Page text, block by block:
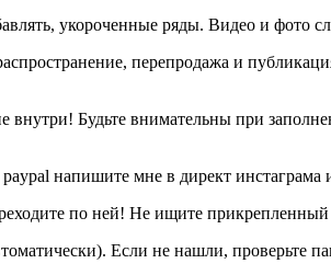
укороченные ряды. Видео и фото
перепродажа и
Будьте внимательны при
напишите мне в директ инстаграма
по ней! Не ищите прикрепленный
Если не нашли,